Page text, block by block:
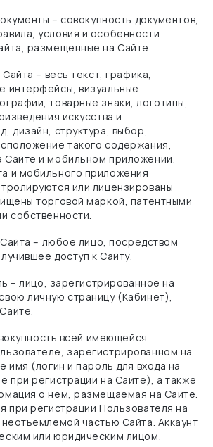
– совокупность документов,
условия и особенности
размещенные на Сайте.
– весь текст, графика,
интерфейсы, визуальные
товарные знаки, логотипы,
искусства и
дизайн, структура, выбор,
такого содержания,
Сайте и мобильном приложении.
и мобильного приложения
или лицензированы
торговой маркой, патентными
собственности.
– любое лицо, посредством
доступ к Сайту.
– лицо, зарегистрированное на
личную страницу (Кабинет),
всей имеющейся
зарегистрированном на
имя (логин и пароль для входа на
при регистрации на Сайте), а также
о нем, размещаемая на Сайте.
при регистрации Пользователя на
частью Сайта. Аккаунт
или юридическим лицом.